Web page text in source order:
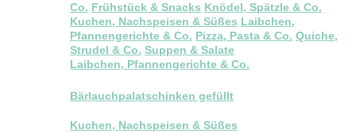
Co. Frühstück & Snacks Knödel, Spätzle & Co.
Kuchen, Nachspeisen & Süßes Laibchen,
Pfannengerichte & Co. Pizza, Pasta & Co. Quiche,
Strudel & Co. Suppen & Salate
Laibchen, Pfannengerichte & Co.
Bärlauchpalatschinken gefüllt
Kuchen, Nachspeisen & Süßes